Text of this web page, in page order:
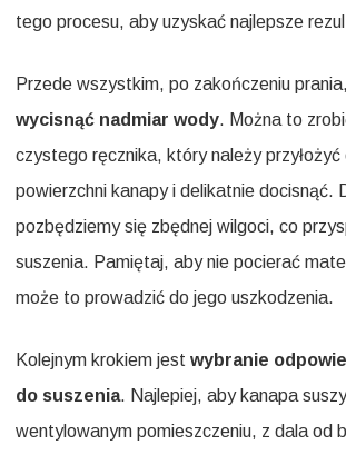
tego procesu, aby uzyskać najlepsze
Przede wszystkim, po zakończeniu
wycisnąć nadmiar wody. Można to
czystego ręcznika, który należy
powierzchni kanapy i delikatnie docisnąć.
pozbędziemy się zbędnej wilgoci, co
suszenia. Pamiętaj, aby nie pocierać
może to prowadzić do jego uszkodzenia.
Kolejnym krokiem jest wybranie
do suszenia. Najlepiej, aby kanapa
wentylowanym pomieszczeniu, z dala od